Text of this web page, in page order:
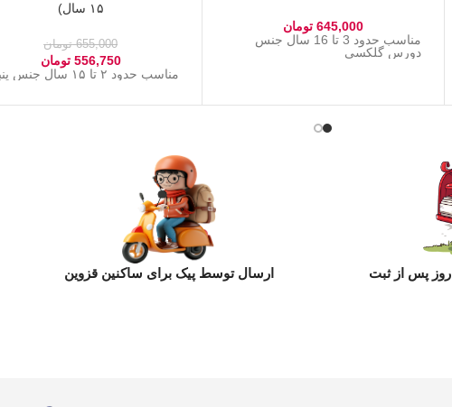
645,000 تومان
مناسب حدود 3 تا 16 سال جنس
دورس گلکسی
۱۵ سال)
655,000 تومان
556,750 تومان
مناسب حدود ۲ تا ۱۵ سال جنس پنبه
ارسال با پست پیشتاز 2 روز پس از ثبت
ارسال توسط پیک برای ساکنین قزوین